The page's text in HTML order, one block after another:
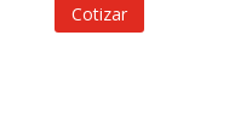
Cotizar